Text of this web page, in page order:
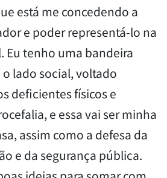
está me concedendo a
e poder representá-lo na
Eu tenho uma bandeira
lado social, voltado
deficientes físicos e
e essa vai ser minha
assim como a defesa da
e da segurança pública.